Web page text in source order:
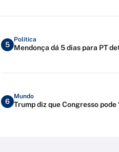
5
Política
Mendonça dá 5 dias para PT
6
Mundo
Trump diz que Congresso